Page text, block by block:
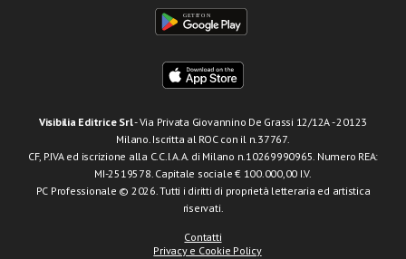
Visibilia Editrice Srl- Via Privata Giovannino De Grassi 12/12A - 20123
Milano. Iscritta al ROC con il n.37767.
CF, P.IVA ed iscrizione alla C.C.I.A.A. di Milano n.10269990965. Numero REA:
MI-2519578. Capitale sociale € 100.000,00 I.V.
PC Professionale © 2026. Tutti i diritti di proprietà letteraria ed artistica
riservati.
Contatti
Privacy e Cookie Policy